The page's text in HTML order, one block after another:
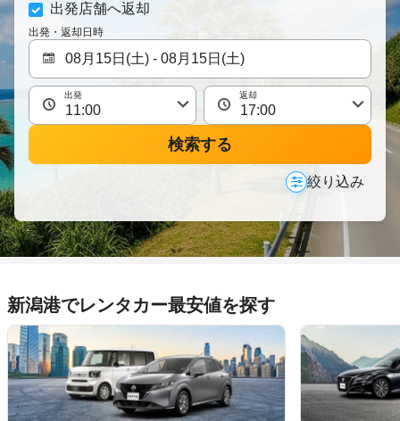
出発店舗へ返却
出発・返却日時
出発 返却
検索する
絞り込み
新潟港でレンタカー最安値を探す